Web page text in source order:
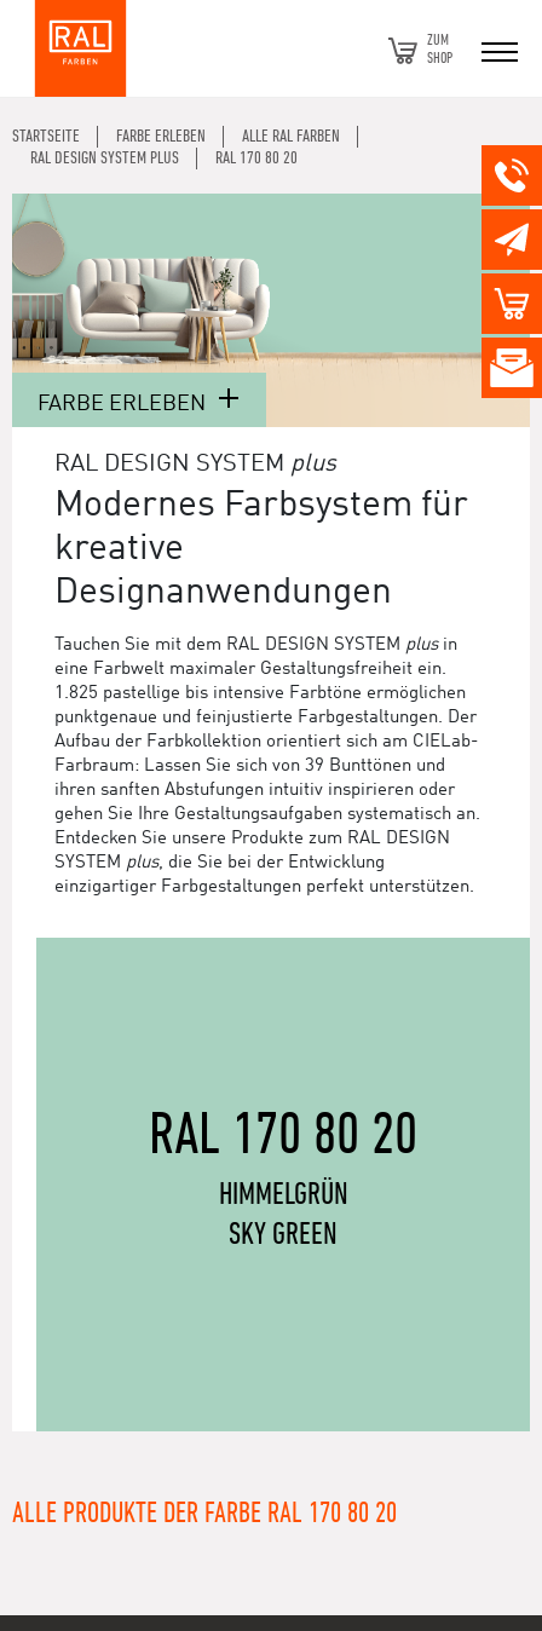
ZUM
SHOP
STARTSEITE FARBE ERLEBEN
ALLE RAL FARBEN
RAL DESIGN SYSTEM PLUS
RAL 170 80 20
FARBE ERLEBEN
RAL DESIGN SYSTEM plus
Modernes Farbsystem für
kreative
Designanwendungen
Tauchen Sie mit dem RAL DESIGN SYSTEM plusin
eine Farbwelt maximaler Gestaltungsfreiheit ein.
1.825 pastellige bis intensive Farbtöne ermöglichen
punktgenaue und feinjustierte Farbgestaltungen. Der
Aufbau der Farbkollektion orientiert sich am CIELab-
Farbraum: Lassen Sie sich von 39 Bunttönen und
ihren sanften Abstufungen intuitiv inspirieren oder
gehen Sie Ihre Gestaltungsaufgaben systematisch an.
Entdecken Sie unsere Produkte zum RAL DESIGN
SYSTEM plus, die Sie bei der Entwicklung
einzigartiger Farbgestaltungen perfekt unterstützen.
RAL 170 80 20
HIMMELGRÜN
SKY GREEN
ALLE PRODUKTE DER FARBE RAL 170 80 20